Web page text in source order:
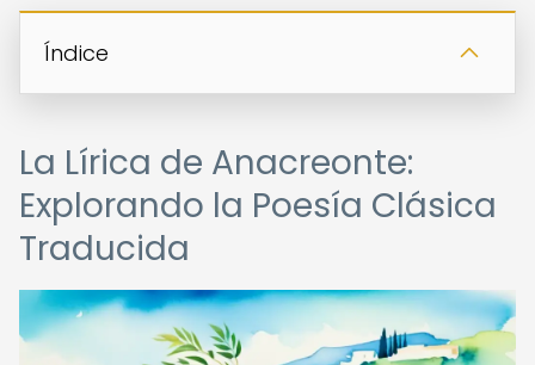
Índice
La Lírica de Anacreonte:
Explorando la Poesía Clásica
Traducida